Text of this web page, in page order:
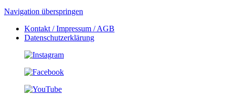
Navigation überspringen
Kontakt / Impressum / AGB
Datenschutzerklärung